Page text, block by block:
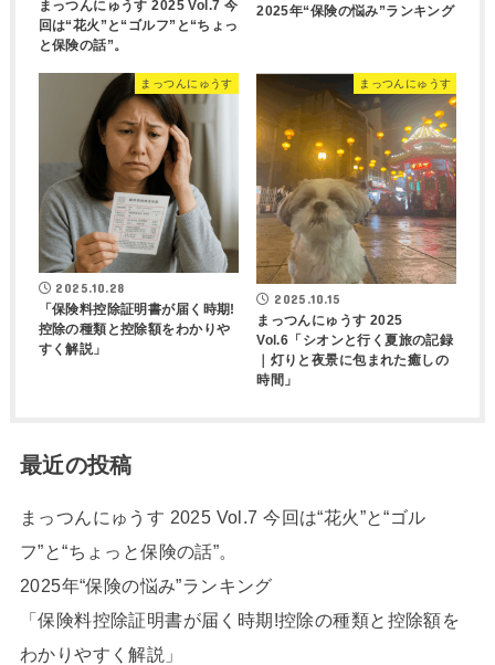
まっつんにゅうす 2025 Vol.7 今
回は“花火”と“ゴルフ”と“ちょっ
と保険の話”。
2025年“保険の悩み”ランキング
まっつんにゅうす
2025.10.28
「保険料控除証明書が届く時期!
控除の種類と控除額をわかりや
すく解説」
まっつんにゅうす
2025.10.15
まっつんにゅうす 2025
Vol.6「シオンと行く夏旅の記録
｜灯りと夜景に包まれた癒しの
時間」
最近の投稿
まっつんにゅうす 2025 Vol.7 今回は“花火”と“ゴル
フ”と“ちょっと保険の話”。
2025年“保険の悩み”ランキング
「保険料控除証明書が届く時期!控除の種類と控除額を
わかりやすく解説」